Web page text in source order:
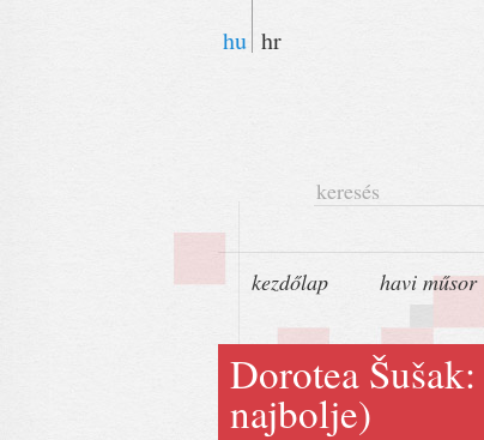
hu hr
keresés
kezdőlap havi műsor
Dorotea
najbolje)